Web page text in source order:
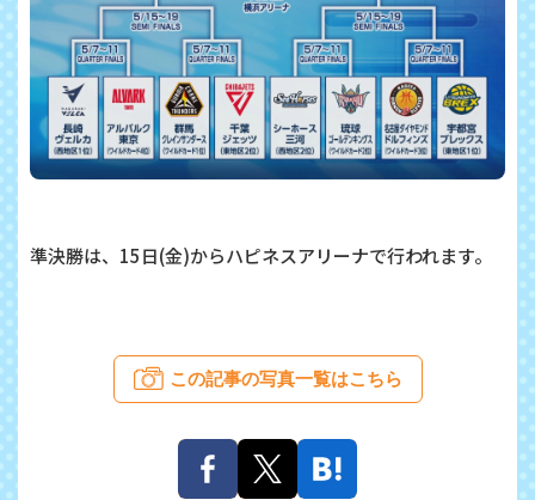
準決勝は、15日(金)からハピネスアリーナで行われます。
この記事の写真一覧はこちら